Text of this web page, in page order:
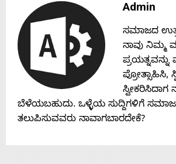
Contact
Us
Admin
ಸಮಾಜದ
ನಾವು ನಿಮ್ಮ
ಪ್ರಯತ್ನವನ್ನು
ಪ್ರೋತ್ಸಾಹಿಸಿ,
ಸ್ವೀಕರಿಸಿದಾಗ
ಬೆಳೆಯಬಹುದು. ಒಳ್ಳೆಯ ಸುದ್ದಿಗಳಿಗೆ
ತಲುಪಿಸುವವರು ನಾವಾಗಬಾರದೇಕೆ?